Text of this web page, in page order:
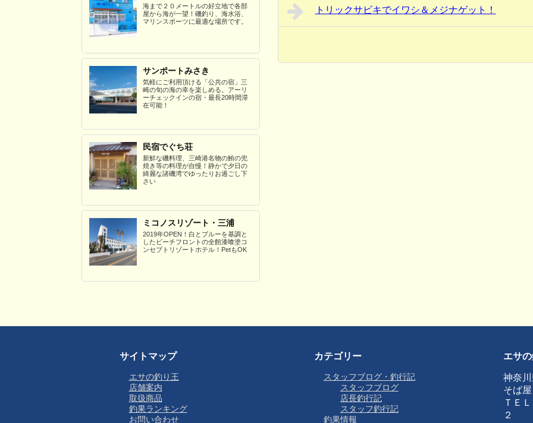
トリックサビキでイワシ＆メジナゲット！
海まで２０メートルの好立地で各部
屋から海が一望！磯釣り、海水浴、
マリンスポーツに最適な場所です。
サンポートみさき
気軽にご利用頂ける「公共の宿」三
崎の旬の海の幸を楽しめる。アーリ
ーチェックインの宿・最長20時間滞
在可能！
民宿でぐち荘
新鮮な磯料理、三崎港名物の鮪の兜
焼き等の料理が自慢！静かで夕日の
綺麗な諸磯湾でゆったりお過ごし下
さい
ミコノスリゾート・三浦
2019年OPEN！白とブルーを基調と
したビーチフロントの全館漆喰塗コ
ンセプトリゾートホテル！PetもOK
サイトマップ
エサの釣り王
店舗案内
取扱商品
釣果ランキング
お問い合わせ
カテゴリー
スタッフブログ・釣行記
スタッフブログ
店長釣行記
スタッフ釣行記
釣果情報
エサ
神奈
そば
ＴＥ
２